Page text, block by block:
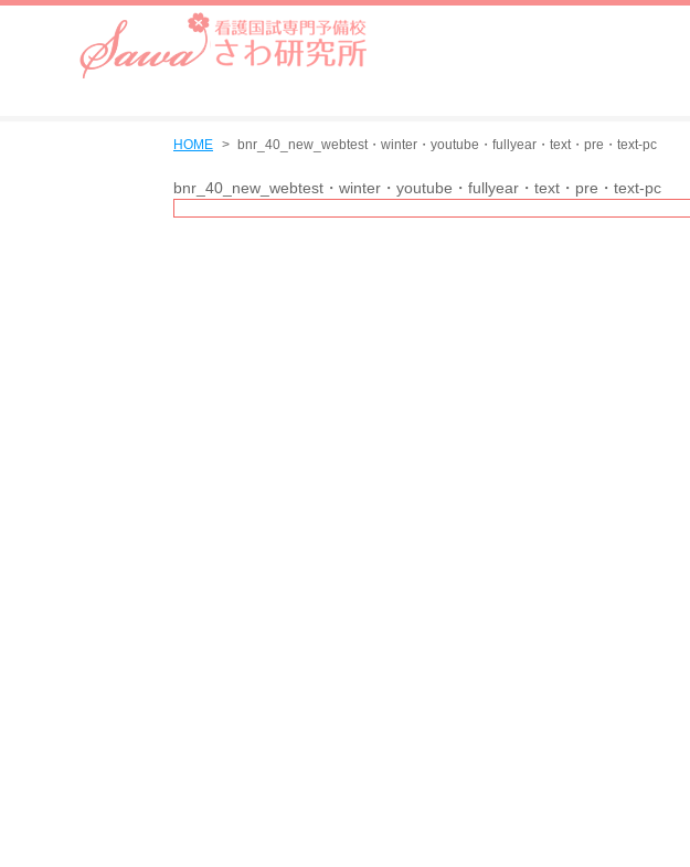
HOME bnr_40_new_webtest・winter・youtube・fullyear・text・pre・text-pc
bnr_40_new_webtest・winter・youtube・fullyear・text・pre・text-pc